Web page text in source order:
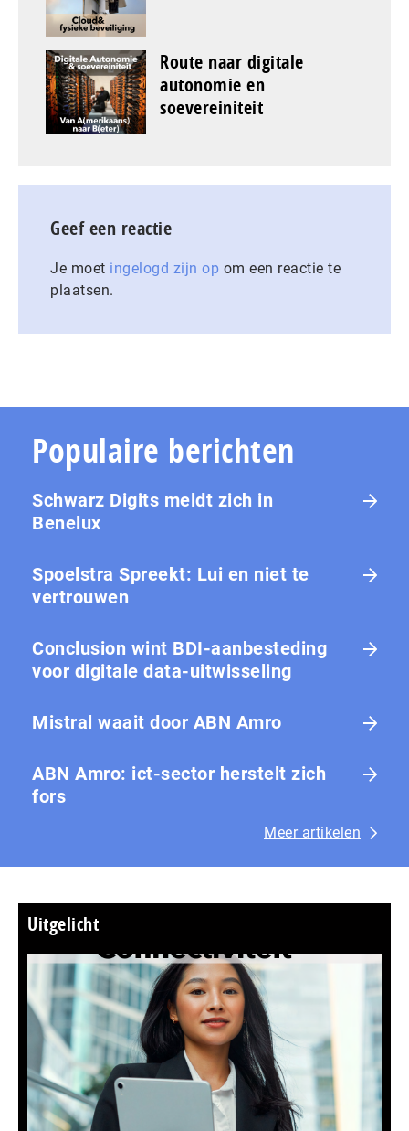
Route naar digitale
autonomie en
soevereiniteit
Geef een reactie
Je moet ingelogd zijn op om een reactie te
plaatsen.
Populaire berichten
Schwarz Digits meldt zich in
Benelux
Spoelstra Spreekt: Lui en niet te
vertrouwen
Conclusion wint BDI-aanbesteding
voor digitale data-uitwisseling
Mistral waait door ABN Amro
ABN Amro: ict-sector herstelt zich
fors
Meer artikelen
Uitgelicht